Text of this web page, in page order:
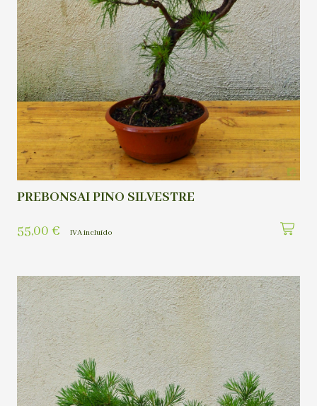
PREBONSAI PINO SILVESTRE
55,00 € IVA incluído